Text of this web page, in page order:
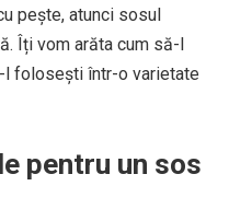
pește, atunci sosul
Îți vom arăta cum să-l
l folosești într-o varietate
pentru un sos